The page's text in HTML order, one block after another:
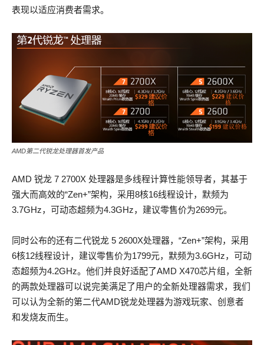
表现以适应消费者需求。
AMD第二代锐龙处理器首发产品
AMD 锐龙 7 2700X 处理器是多线程计算性能领导者，其基于
强大而高效的“Zen+”架构，采用8核16线程设计，默频为
3.7GHz，可动态超频为4.3GHz，建议零售价为2699元。
同时公布的还有二代锐龙 5 2600X处理器，“Zen+”架构，采用
6核12线程设计，建议零售价为1799元，默频为3.6GHz，可动
态超频为4.2GHz。他们并良好适配了AMD X470芯片组，全新
的两款处理器可以说完美满足了用户的全新处理器需求，我们
可以认为全新的第二代AMD锐龙处理器为游戏玩家、创意者
和发烧友而生。